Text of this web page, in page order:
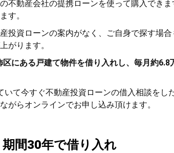
不動産会社の提携ローンを使って購入できま
す。
投資ローンの案内がなく、ご自身で探す場合
がります。
区にある戸建て物件を借り入れし、毎月約6.8
て今すぐ不動産投資ローンの借入相談をし
がらオンラインでお申し込み頂けます。
間30年で借り入れ